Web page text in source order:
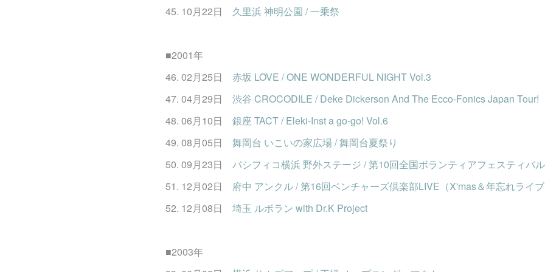
45. 10月22日 久里浜 神明公園 / 一乗祭
■2001年
46. 02月25日 赤坂 LOVE / ONE WONDERFUL NIGHT Vol.3
47. 04月29日 渋谷 CROCODILE / Deke Dickerson And The Ecco-Fonics Japan Tour!
48. 06月10日 銀座 TACT / Eleki-Inst a go-go! Vol.6
49. 08月05日 舞岡台 いこいの家広場 / 舞岡台夏祭り
50. 09月23日 パシフィコ横浜 野外ステージ / 第10回全国ボランティアフェスティバ
51. 12月02日 府中 アンクル / 第16回ベンチャーズ倶楽部LIVE（X'mas＆年忘れライブ
52. 12月08日 埼玉 ルボラン with Dr.K Project
■2003年